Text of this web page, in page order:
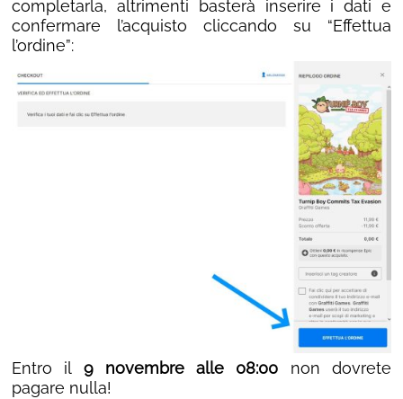
completarla, altrimenti basterà inserire i dati e
confermare l’acquisto cliccando su “Effettua
l’ordine”:
Entro il 9 novembre alle 08:00 non dovrete
pagare nulla!